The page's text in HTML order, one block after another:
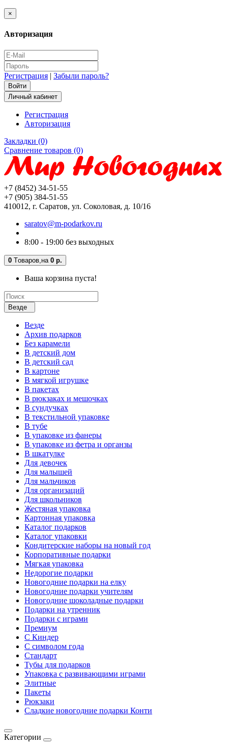
×
Авторизация
Регистрация | Забыли пароль?
Личный кабинет
Регистрация
Авторизация
Закладки (0)
Сравнение товаров (0)
+7 (8452) 34-51-55
+7 (905) 384-51-55
410012, г. Саратов, ул. Соколовая, д. 10/16
saratov@m-podarkov.ru
8:00 - 19:00 без выходных
0 Tоваров, на 0 р.
Ваша корзина пуста!
Везде
Везде
Архив подарков
Без карамели
В детский дом
В детский сад
В картоне
В мягкой игрушке
В пакетах
В рюкзаках и мешочках
В сундучках
В текстильной упаковке
В тубе
В упаковке из фанеры
В упаковке из фетра и органзы
В шкатулке
Для девочек
Для малышей
Для мальчиков
Для организаций
Для школьников
Жестяная упаковка
Картонная упаковка
Каталог подарков
Каталог упаковки
Кондитерские наборы на новый год
Корпоративные подарки
Мягкая упаковка
Недорогие подарки
Новогодние подарки на елку
Новогодние подарки учителям
Новогодние шоколадные подарки
Подарки на утренник
Подарки с играми
Премиум
С Киндер
С символом года
Стандарт
Тубы для подарков
Упаковка с развивающими играми
Элитные
Пакеты
Рюкзаки
Сладкие новогодние подарки Конти
Категории